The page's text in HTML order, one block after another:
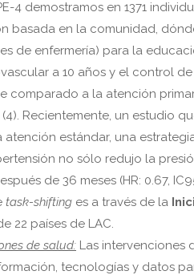
4 demostramos en 1371
basada en la comunidad,
de enfermería) para la
a 10 años y el control
comparado a la atención
Recientemente, un estudio
estándar, una
no sólo redujo la
de 36 meses (HR: 0.67,
task-shifting es a través de la
22 países de LAC.
de salud: Las intervenciones
tecnologías y datos